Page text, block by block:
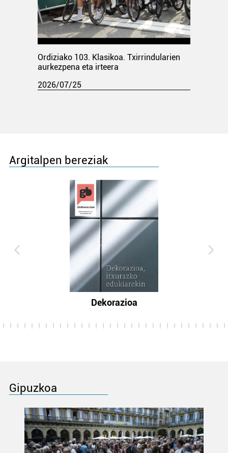
Ordiziako 103. Klasikoa. Txirrindularien
aurkezpena eta irteera
2026/07/25
Argitalpen bereziak
Dekorazioa
Gipuzkoa